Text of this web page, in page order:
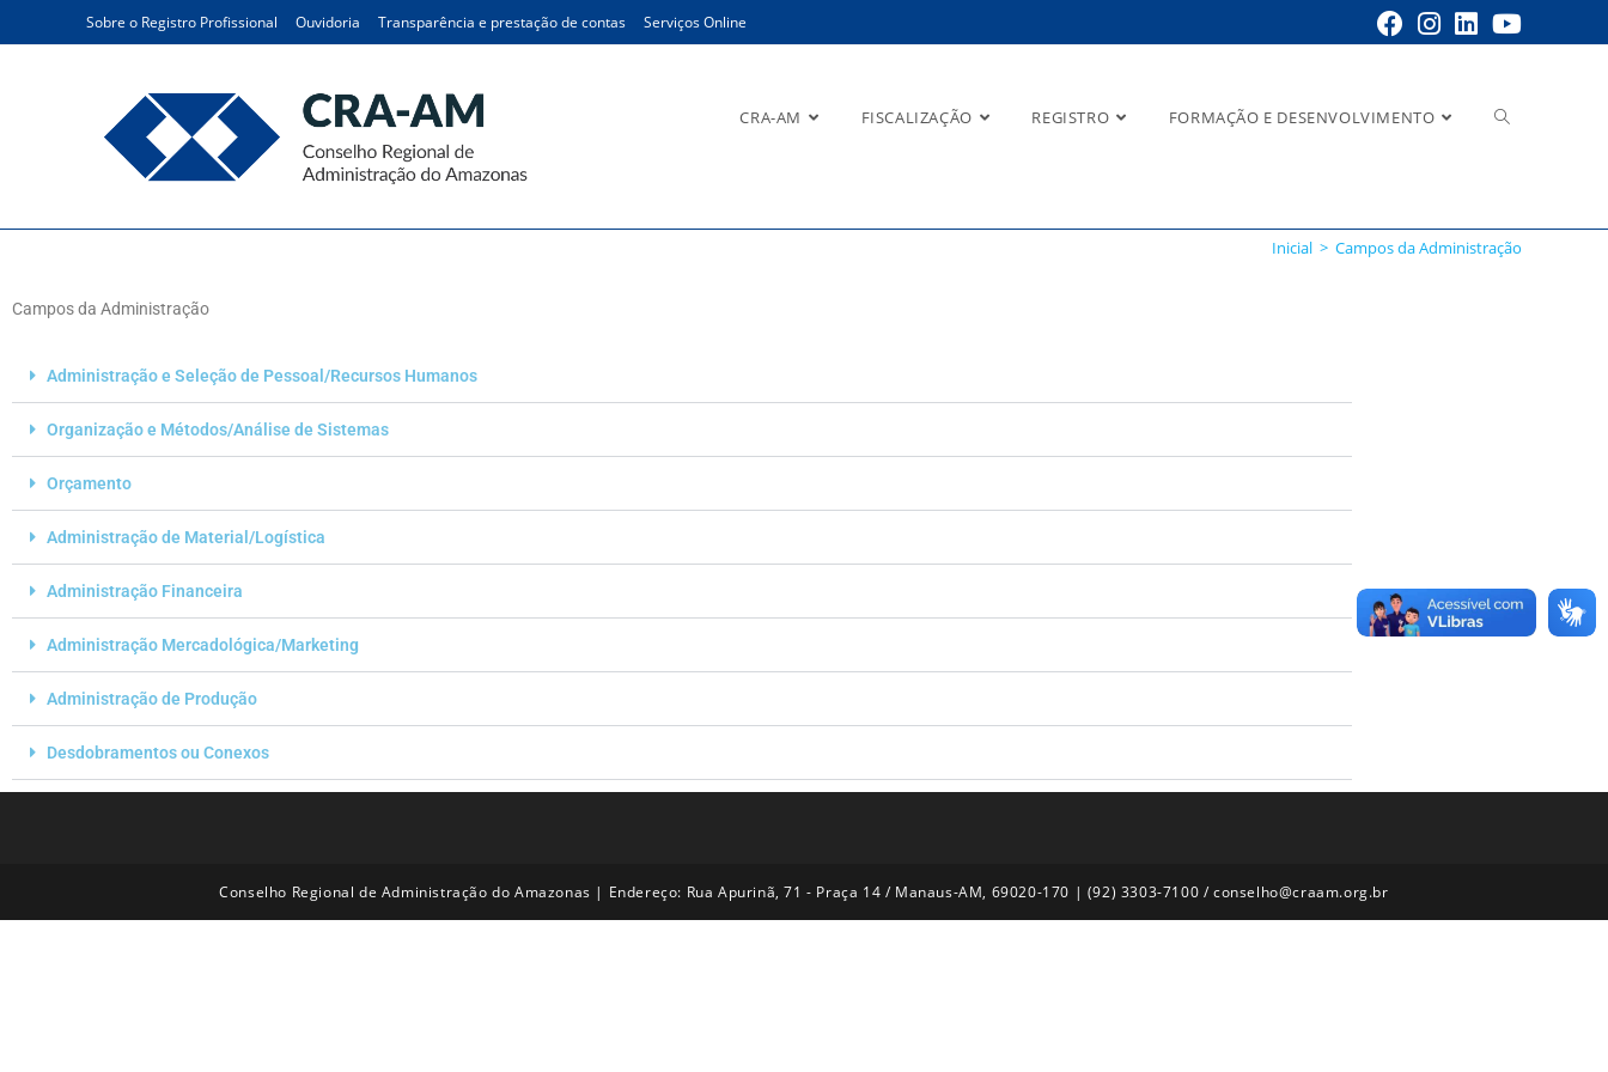
Sobre o Registro Profissional Ouvidoria Transparência e prestação de contas Serviços Online
CRA-AM FISCALIZAÇÃO REGISTRO FORMAÇÃO E DESENVOLVIMENTO
Inicial > Campos da Administração
Campos da Administração
Administração e Seleção de Pessoal/Recursos Humanos
Organização e Métodos/Análise de Sistemas
Orçamento
Administração de Material/Logística
Administração Financeira
Administração Mercadológica/Marketing
Administração de Produção
Desdobramentos ou Conexos
Conselho Regional de Administração do Amazonas | Endereço: Rua Apurinã, 71 - Praça 14 / Manaus-AM, 69020-170 | (92) 3303-7100 / conselho@craam.org.br